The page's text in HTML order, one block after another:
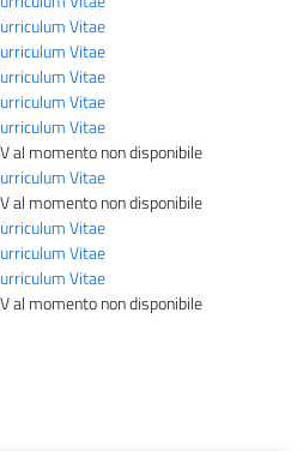
Vitae
Vitae
Vitae
Vitae
Vitae
al momento non disponibile
Vitae
al momento non disponibile
Vitae
Vitae
Vitae
al momento non disponibile